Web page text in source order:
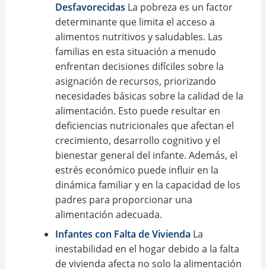
Desfavorecidas La pobreza es un factor
determinante que limita el acceso a
alimentos nutritivos y saludables. Las
familias en esta situación a menudo
enfrentan decisiones difíciles sobre la
asignación de recursos, priorizando
necesidades básicas sobre la calidad de la
alimentación. Esto puede resultar en
deficiencias nutricionales que afectan el
crecimiento, desarrollo cognitivo y el
bienestar general del infante. Además, el
estrés económico puede influir en la
dinámica familiar y en la capacidad de los
padres para proporcionar una
alimentación adecuada.
Infantes con Falta de Vivienda La
inestabilidad en el hogar debido a la falta
de vivienda afecta no solo la alimentación